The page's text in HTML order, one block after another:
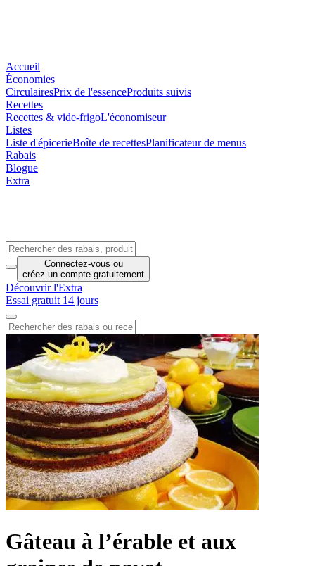
Accueil
Économies
CirculairesPrix de l'essenceProduits suivis
Recettes
Recettes & vide-frigoL'économiseur
Listes
Liste d'épicerieBoîte de recettesPlanificateur de menus
Rabais
Blogue
Extra
Connectez-vous ou
créez un compte gratuitement
Découvrir l'Extra
Essai gratuit 14 jours
Gâteau à l’érable et aux